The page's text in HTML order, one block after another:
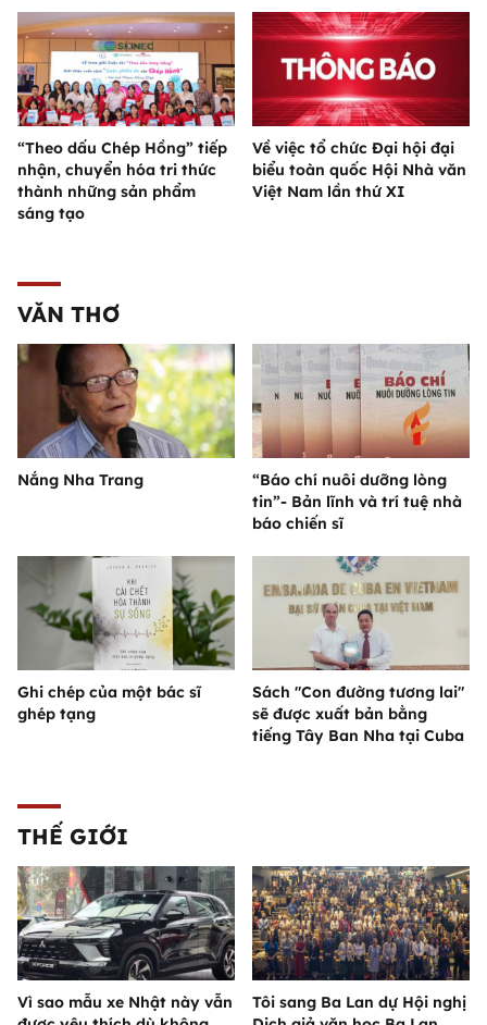
“Theo dấu Chép Hồng” tiếp
nhận, chuyển hóa tri thức
thành những sản phẩm
sáng tạo
Về việc tổ chức Đại hội đại
biểu toàn quốc Hội Nhà văn
Việt Nam lần thứ XI
VĂN THƠ
Nắng Nha Trang
“Báo chí nuôi dưỡng lòng
tin”- Bản lĩnh và trí tuệ nhà
báo chiến sĩ
Ghi chép của một bác sĩ
ghép tạng
Sách "Con đường tương lai"
sẽ được xuất bản bằng
tiếng Tây Ban Nha tại Cuba
THẾ GIỚI
Vì sao mẫu xe Nhật này vẫn
Tôi sang Ba Lan dự Hội nghị